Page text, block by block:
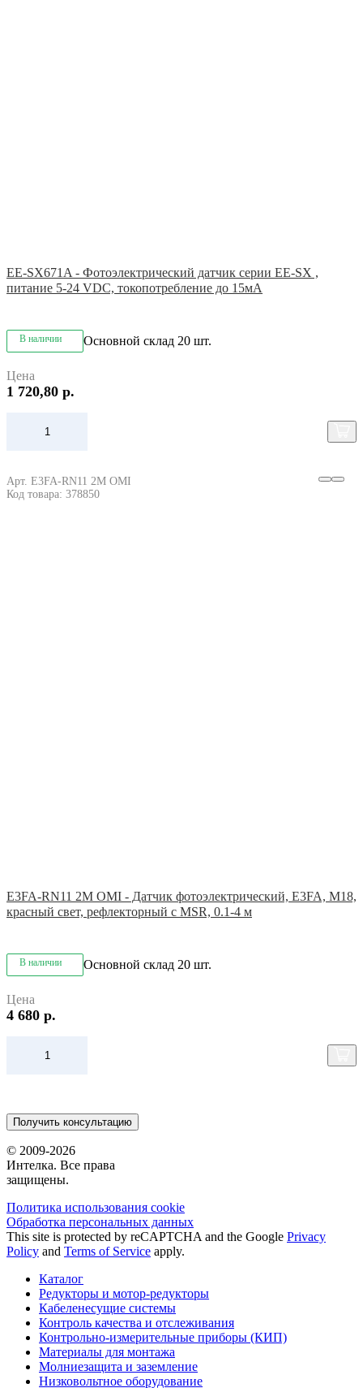
EE-SX671A - Фотоэлектрический датчик серии EE-SX ,
питание 5-24 VDC, токопотребление до 15мА
В наличии Основной склад 20 шт.
Цена
1 720,80 р.
Арт. E3FA-RN11 2M OMI
Код товара: 378850
E3FA-RN11 2M OMI - Датчик фотоэлектрический, E3FA, M18,
красный свет, рефлекторный с MSR, 0.1-4 м
В наличии Основной склад 20 шт.
Цена
4 680 р.
Получить консультацию
© 2009-2026
Интелка. Все права
защищены.
Политика использования сookie
Обработка персональных данных
This site is protected by reCAPTCHA and the Google Privacy
Policy and Terms of Service apply.
Каталог
Редукторы и мотор-редукторы
Кабеленесущие системы
Контроль качества и отслеживания
Контрольно-измерительные приборы (КИП)
Материалы для монтажа
Молниезащита и заземление
Низковольтное оборудование